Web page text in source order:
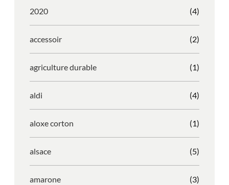
2020 (4)
accessoir (2)
agriculture durable (1)
aldi (4)
aloxe corton (1)
alsace (5)
amarone (3)